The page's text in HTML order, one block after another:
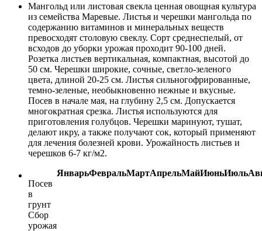
Мангольд или листовая свекла ценная овощная культура
из семейства Маревые. Листья и черешки мангольда по
содержанию витаминов и минеральных веществ
превосходят столовую свеклу. Сорт среднеспелый, от
всходов до уборки урожая проходит 90-100 дней.
Розетка листьев вертикальная, компактная, высотой до
50 см. Черешки широкие, сочные, светло-зеленого
цвета, длиной 20-25 см. Листья сильногофрированные,
темно-зеленые, необыкновенно нежные и вкусные.
Посев в начале мая, на глубину 2,5 см. Допускается
многократная срезка. Листья используются для
приготовления голубцов. Черешки маринуют, тушат,
делают икру, а также получают сок, который применяют
для лечения болезней крови. Урожайность листьев и
черешков 6-7 кг/м2.
ЯнварьФевральМартАпрельМайИюньИюль
Посев
в
грунт
Сбор
урожая